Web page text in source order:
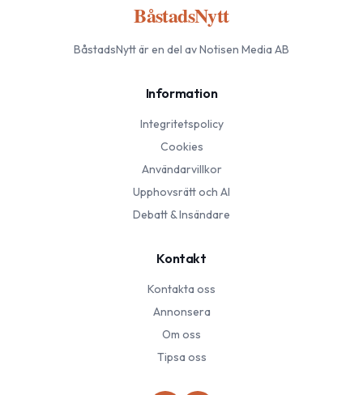
BåstadsNytt
BåstadsNyttär en del av Notisen Media AB
Information
Integritetspolicy
Cookies
Användarvillkor
Upphovsrätt och AI
Debatt & Insändare
Kontakt
Kontakta oss
Annonsera
Om oss
Tipsa oss